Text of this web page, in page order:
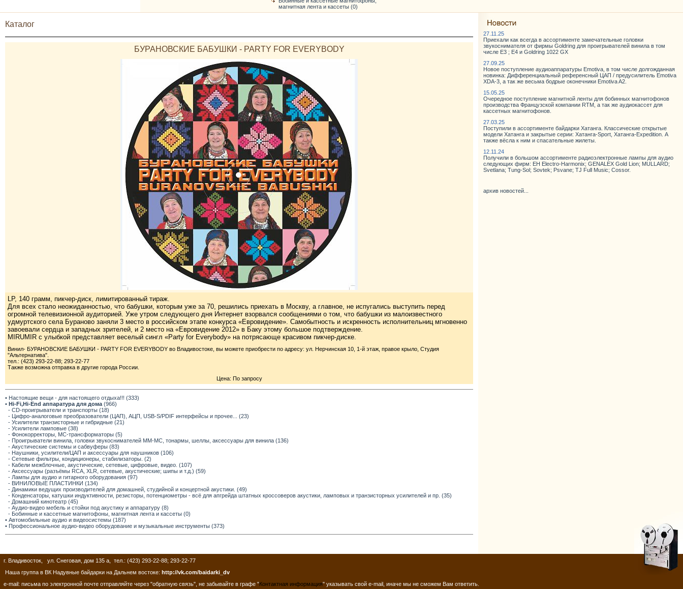
магнитная лента и кассеты (0)
Каталог
БУРАНОВСКИЕ БАБУШКИ - PARTY FOR EVERYBODY
LP, 140 грамм, пикчер-диск, лимитированный тираж.
Для всех стало неожиданностью, что бабушки, которым уже за 70, решились приехать в Москву, а главное, не испугались выступить перед
огромной телевизионной аудиторией. Уже утром следующего дня Интернет взорвался сообщениями о том, что бабушки из малоизвестного
удмуртского села Бураново заняли 3 место в российском этапе конкурса «Евровидение». Самобытность и искренность исполнительниц мгновенно
завоевали сердца и западных зрителей, и 2 место на «Евровидение 2012» в Баку этому большое подтверждение.
MIRUMIR с улыбкой представляет веселый сингл «Party for Everybody» на потрясающе красивом пикчер-диске.
Винил- БУРАНОВСКИЕ БАБУШКИ - PARTY FOR EVERYBODY во Владивостоке, вы можете приобрести по адресу: ул. Нерчинская 10, 1-й этаж, правое крыло, Студия
"Альтернатива".
тел.: (423) 293-22-88; 293-22-77
Также возможна отправка в другие города России.
Цена: По запросу
• Настоящие вещи - для настоящего отдыха!!! (333)
• Hi-Fi,Hi-End аппаратура для дома (966)
- CD-проигрыватели и транспорты (18)
- Цифро-аналоговые преобразователи (ЦАП), АЦП, USB-S/PDIF интерфейсы и прочее... (23)
- Усилители транзисторные и гибридные (21)
- Усилители ламповые (38)
- Фонокорректоры, МС-трансформаторы (5)
- Проигрыватели винила, головки звукоснимателей ММ-МС, тонармы, шеллы, аксессуары для винила (136)
- Акустические системы и сабвуферы (83)
- Наушники, усилители/ЦАП и аксессуары для наушников (106)
- Сетевые фильтры, кондиционеры, стабилизаторы. (2)
- Кабели межблочные, акустические, сетевые, цифровые, видео. (107)
- Аксессуары (разъёмы RCA, XLR, сетевые, акустические; шипы и т.д.) (59)
- Лампы для аудио и гитарного оборудования (97)
- ВИНИЛОВЫЕ ПЛАСТИНКИ (134)
- Динамики ведущих производителей для домашней, студийной и концертной акустики. (49)
- Конденсаторы, катушки индуктивности, резисторы, потенциометры - всё для апгрейда штатных кроссоверов акустики, ламповых и транзисторных усилителей и пр. (35)
- Домашний кинотеатр (45)
- Аудио-видео мебель и стойки под акустику и аппаратуру (8)
- Бобинные и кассетные магнитофоны, магнитная лента и кассеты (0)
• Автомобильные аудио и видеосистемы (187)
• Профессиональное аудио-видео оборудование и музыкальные инструменты (373)
27.11.25
Приехали как всегда в ассортименте замечательные головки
звукоснимателя от фирмы Goldring для проигрывателей винила в том
числе E3 ; E4 и Goldring 1022 GX
27.09.25
Новое поступление аудиоаппаратуры Emotiva, в том числе долгожданная
новинка: Дифференциальный референсный ЦАП / предусилитель Emotiva
XDA-3, а так же весьма бодрые оконечники Emotiva A2.
15.05.25
Очередное поступление магнитной ленты для бобинных магнитофонов
производства Французской компании RTM, а так же аудиокассет для
кассетных магнитофонов.
27.03.25
Поступили в ассортименте байдарки Хатанга. Классические открытые
модели Хатанга и закрытые серии: Хатанга-Sport, Хатанга-Expedition. А
также вёсла к ним и спасательные жилеты.
12.11.24
Получили в большом ассортименте радиоэлектронные лампы для аудио
следующих фирм: EH Electro-Harmonix; GENALEX Gold Lion; MULLARD;
Svetlana; Tung-Sol; Sovtek; Psvane; TJ Full Music; Cossor.
архив новостей...
г. Владивосток, ул. Снеговая, дом 135 а, тел.: (423) 293-22-88; 293-22-77
Наша группа в ВК Надувные байдарки на Дальнем востоке: http://vk.com/baidarki_dv
e-mail: письма по электронной почте отправляйте через "обратную связь", не забывайте в графе "Контактная информация" указывать свой e-mail, иначе мы не сможем Вам ответить.